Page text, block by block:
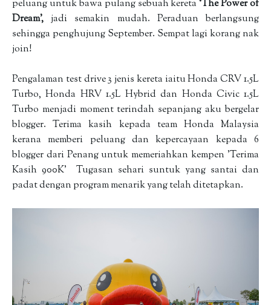
peluang untuk bawa pulang sebuah kereta‘The Power of
Dream’, jadi semakin mudah. Peraduan berlangsung
sehingga penghujung September. Sempat lagi korang nak
join!
Pengalaman test drive 3 jenis kereta iaitu Honda CRV 1.5L
Turbo, Honda HRV 1.5L Hybrid dan Honda Civic 1.5L
Turbo menjadi moment terindah sepanjang aku bergelar
blogger. Terima kasih kepada team Honda Malaysia
kerana memberi peluang dan kepercayaan kepada 6
blogger dari Penang untuk memeriahkan kempen 'Terima
Kasih 900K' Tugasan sehari suntuk yang santai dan
padat dengan program menarik yang telah ditetapkan.